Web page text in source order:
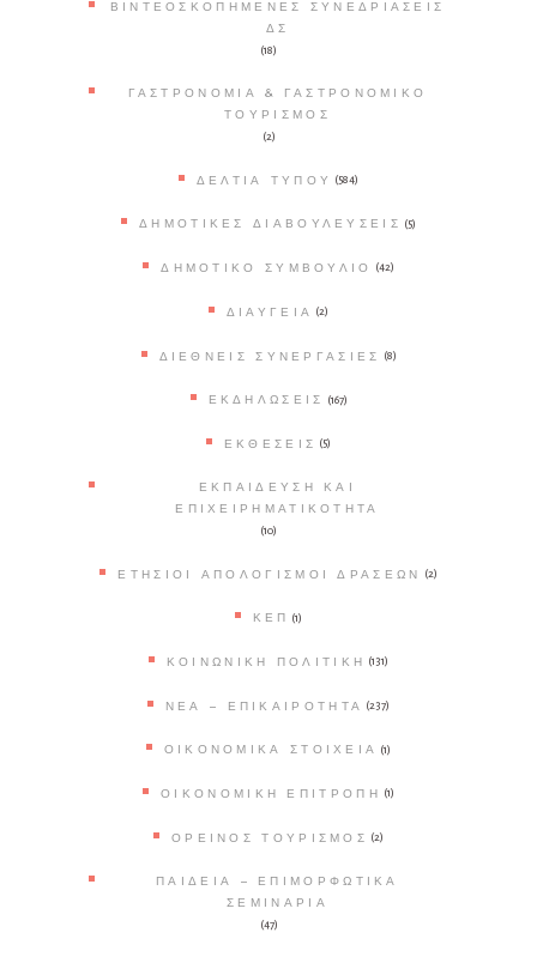
ΒΙΝΤΕΟΣΚΟΠΗΜΈΝΕΣ ΣΥΝΕΔΡΙΆΣΕΙΣ
ΔΣ
(18)
ΓΑΣΤΡΟΝΟΜΊΑ & ΓΑΣΤΡΟΝΟΜΙΚΌ
ΤΟΥΡΙΣΜΌΣ
(2)
ΔΕΛΤΊΑ ΤΎΠΟΥ (584)
ΔΗΜΟΤΙΚΈΣ ΔΙΑΒΟΥΛΕΎΣΕΙΣ (5)
ΔΗΜΟΤΙΚΌ ΣΥΜΒΟΎΛΙΟ (42)
ΔΙΑΎΓΕΙΑ (2)
ΔΙΕΘΝΕΊΣ ΣΥΝΕΡΓΑΣΊΕΣ (8)
ΕΚΔΗΛΏΣΕΙΣ (167)
ΕΚΘΈΣΕΙΣ (5)
ΕΚΠΑΊΔΕΥΣΗ ΚΑΙ
ΕΠΙΧΕΙΡΗΜΑΤΙΚΌΤΗΤΑ
(10)
ΕΤΉΣΙΟΙ ΑΠΟΛΟΓΙΣΜΟΊ ΔΡΆΣΕΩΝ (2)
ΚΕΠ (1)
ΚΟΙΝΩΝΙΚΉ ΠΟΛΙΤΙΚΉ (131)
ΝΈΑ – ΕΠΙΚΑΙΡΌΤΗΤΑ (237)
ΟΙΚΟΝΟΜΙΚΆ ΣΤΟΙΧΕΊΑ (1)
ΟΙΚΟΝΟΜΙΚΉ ΕΠΙΤΡΟΠΉ (1)
ΟΡΕΙΝΌΣ ΤΟΥΡΙΣΜΌΣ (2)
ΠΑΙΔΕΊΑ – ΕΠΙΜΟΡΦΩΤΙΚΆ
ΣΕΜΙΝΆΡΙΑ
(47)